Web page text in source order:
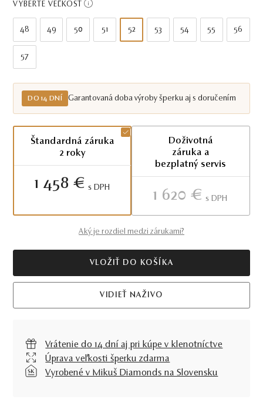
VYBERTE VEĽKOSŤ
48 49 50 51 52 53 54 55 56
57
DO 14 DNÍ Garantovaná doba výroby šperku aj s doručením
Štandardná záruka
2 roky
1 458 € S DPH
Doživotná
záruka a
bezplatný servis
1 620 € S DPH
Aký je rozdiel medzi zárukami?
VLOŽIŤ DO KOŠÍKA
VIDIEŤ NAŽIVO
Vrátenie do 14 dní aj pri kúpe v klenotníctve
Úprava veľkosti šperku zdarma
Vyrobené v Mikuš Diamonds na Slovensku